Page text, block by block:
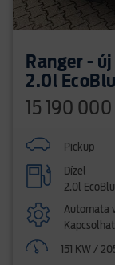
Ranger -
2.0l
15 190
Pickup
Dízel
2.0l
Automata
151 KW /